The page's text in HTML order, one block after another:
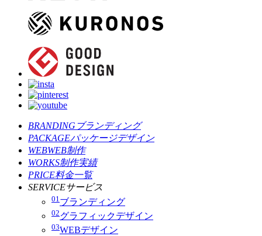
BRANDING ブランディング
PACKAGEパッケージデザイン
WEBWEB制作
WORKS制作実績
PRICE料金一覧
SERVICEサービス
01 ブランディング
02グラフィックデザイン
03WEBデザイン